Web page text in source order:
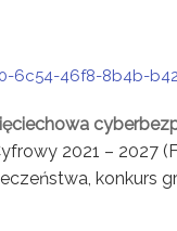
6c54-46f8-8b4b-
2021 – 2027
konkurs